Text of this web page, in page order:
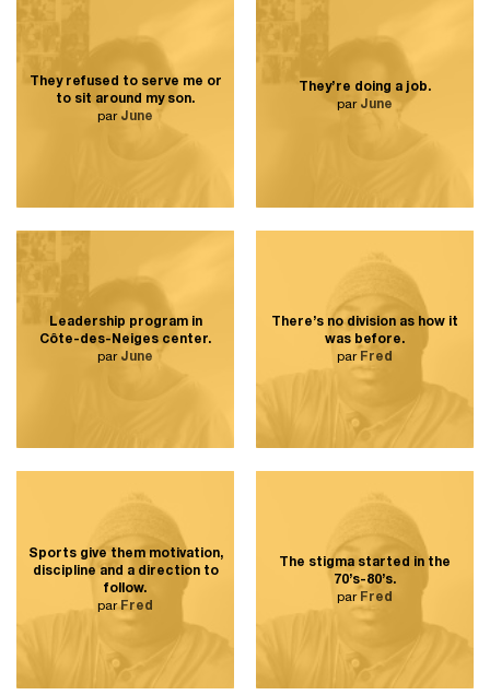
They refused to serve me or
to sit around my son.
par June
They’re doing a job.
par June
Leadership program in
Côte-des-Neiges center.
par June
There’s no division as how it
was before.
par Fred
Sports give them motivation,
discipline and a direction to
follow.
parFred
The stigma started in the
70’s-80’s.
par Fred